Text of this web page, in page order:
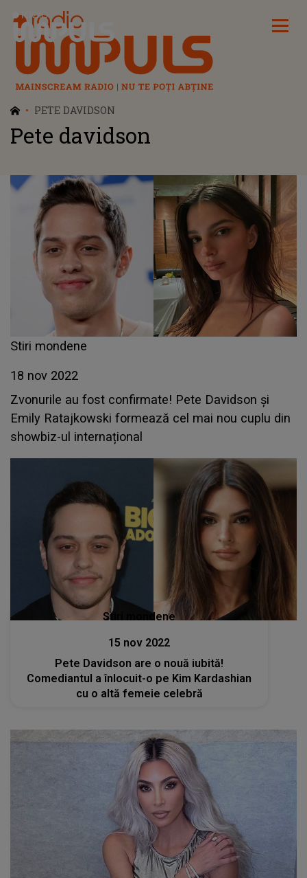
Radio Impuls
PETE DAVIDSON
Pete davidson
Stiri mondene
18 nov 2022
Zvonurile au fost confirmate! Pete Davidson și
Emily Ratajkowski formează cel mai nou cuplu din
showbiz-ul internațional
Stiri mondene
15 nov 2022
Pete Davidson are o nouă iubită!
Comediantul a înlocuit-o pe Kim Kardashian
cu o altă femeie celebră